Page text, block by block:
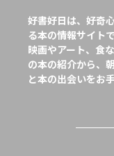
好書好日は、好奇
る本の情報サイトで
映画やアート、食
の本の紹介から、
と本の出会いをお